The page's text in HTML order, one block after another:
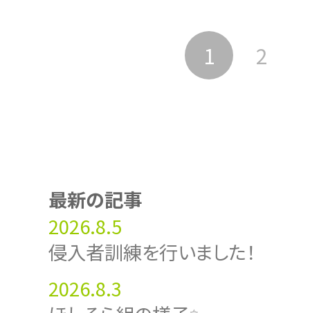
1 2
最新の記事
2026.8.5
侵入者訓練を行いました！
2026.8.3